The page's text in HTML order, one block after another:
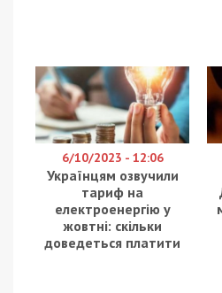
6/10/2023 - 12:06
Українцям озвучили
тариф на
електроенергію у
жовтні: скільки
доведеться платити